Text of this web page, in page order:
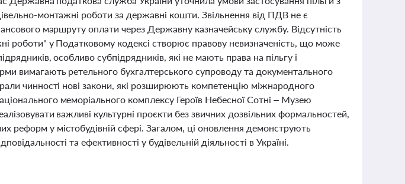
монтажні роботи за державні кошти. Звільнення від ПДВ не є
маршруту оплати через Державну казначейську службу. Відсутність
роботи" у Податковому кодексі створює правову невизначеність, що може
особливо субпідрядників, які не мають права на пільгу і
вимагають ретельного бухгалтерського супроводу та документального
чинності нові закони, які розширюють компетенцію міжнародного
меморіального комплексу Героїв Небесної Сотні – Музею
важливі культурні проєкти без звичних дозвільних формальностей,
у містобудівній сфері. Загалом, ці оновлення демонструють
та ефективності у будівельній діяльності в Україні.